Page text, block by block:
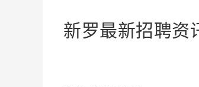
新罗最新招聘资